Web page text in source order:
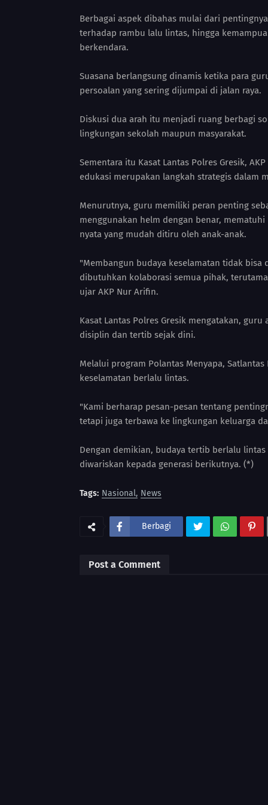
Berbagai aspek dibahas mulai dari
terhadap rambu lalu lintas, hingga
berkendara.
Suasana berlangsung dinamis ketika para
persoalan yang sering dijumpai di jalan raya.
Diskusi dua arah itu menjadi ruang berbagi
lingkungan sekolah maupun masyarakat.
Sementara itu Kasat Lantas Polres Gresik,
edukasi merupakan langkah strategis dalam
Menurutnya, guru memiliki peran penting
menggunakan helm dengan benar,
nyata yang mudah ditiru oleh anak-anak.
"Membangun budaya keselamatan tidak
dibutuhkan kolaborasi semua pihak,
ujar AKP Nur Arifin.
Kasat Lantas Polres Gresik mengatakan,
disiplin dan tertib sejak dini.
Melalui program Polantas Menyapa,
keselamatan berlalu lintas.
"Kami berharap pesan-pesan tentang
tetapi juga terbawa ke lingkungan keluarga
Dengan demikian, budaya tertib berlalu
diwariskan kepada generasi berikutnya. (*)
Tags: Nasional News
Berbagi
Post a Comment